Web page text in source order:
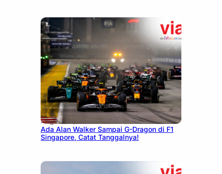
August 13, 2025
Ada Alan Walker Sampai G-Dragon di F1
Singapore, Catat Tanggalnya!